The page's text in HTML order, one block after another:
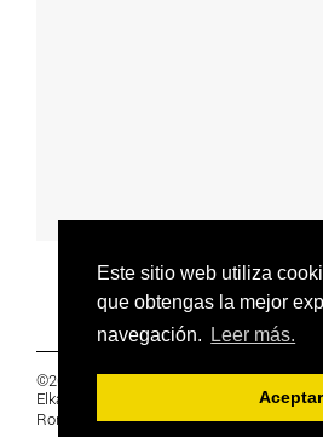
Este sitio web utiliza
que obtengas la mejor
navegación.
Leer más.
Aceptar
©2019 Euskal Herriko Ikasleen Gurasoen
Elkartea -
Ronda 27, 1 Ezk, 48005 Bilbao, Bizkaia